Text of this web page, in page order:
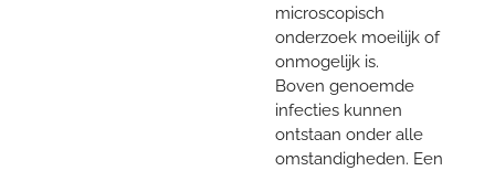
microscopisch
onderzoek moeilijk of
onmogelijk is.
Boven genoemde
infecties kunnen
ontstaan onder alle
omstandigheden. Een